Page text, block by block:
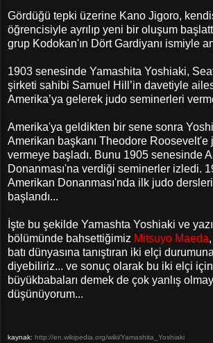
Gördüğü tepki üzerine Kano Jigoro,
öğrencisiyle ayrılıp yeni bir oluşum
grup Kodokan'ın Dört Gardiyanı ismiyle
1903 senesinde Yamashita Yoshiaki,
şirketi sahibi Samuel Hill’in davetiyle
Amerika’ya gelerek judo seminerleri
Amerika'ya geldikten bir sene sonra
Amerikan başkanı Theodore Roosevelt'e
vermeye başladı. Bunu 1905 senesinde
Donanması'na verdiği seminerler izledi.
Amerikan Donanması'nda ilk judo
başlandı...
İşte bu şekilde Yamashta Yoshiaki ve
bölümünde bahsettiğimiz Mitsuyo Maeda
batı dünyasına tanıştıran iki elçi
diyebiliriz... ve sonuç olarak bu iki elçi
büyükbabaları demek de çok yanlış
düşünüyorum...
kaynak: http://en.wikipedia.org/wiki/Yamashita_Yoshiaki